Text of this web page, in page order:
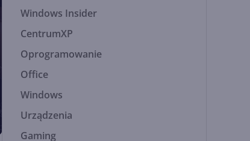
Windows Insider
CentrumXP
Oprogramowanie
Office
Windows
Urządzenia
Gaming